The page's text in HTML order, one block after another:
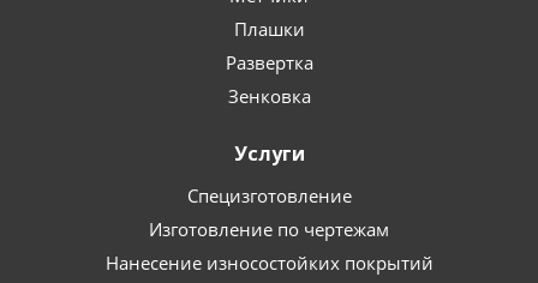
Плашки
Развертка
Зенковка
Услуги
Специзготовление
Изготовление по чертежам
Нанесение износостойких покрытий